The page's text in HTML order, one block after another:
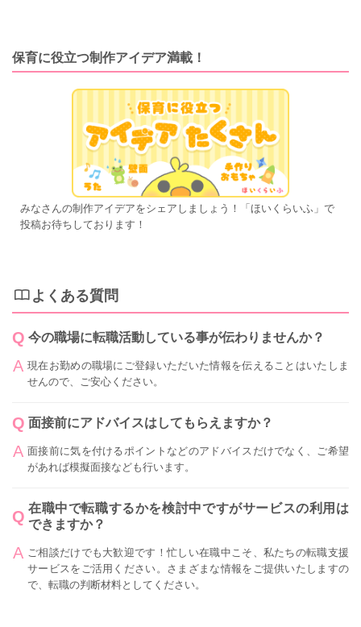
保育に役立つ制作アイデア満載！
みなさんの制作アイデアをシェアしましょう！「ほいくらいふ」で
投稿お待ちしております！
よくある質問
今の職場に転職活動している事が伝わりませんか？
現在お勤めの職場にご登録いただいた情報を伝えることはいたしま
せんので、ご安心ください。
面接前にアドバイスはしてもらえますか？
面接前に気を付けるポイントなどのアドバイスだけでなく、ご希望
があれば模擬面接なども行います。
在職中で転職するかを検討中ですがサービスの利用は
できますか？
ご相談だけでも大歓迎です！忙しい在職中こそ、私たちの転職支援
サービスをご活用ください。さまざまな情報をご提供いたしますの
で、転職の判断材料としてください。